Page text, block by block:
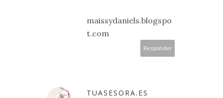
maissydaniels.blogspo
t.com
Responder
TUASESORA.ES